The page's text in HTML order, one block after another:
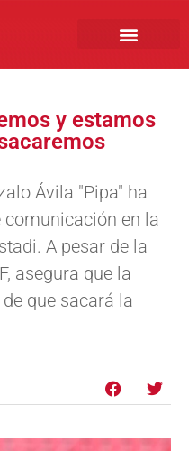
y estamos
Ávila "Pipa" ha
en la
A pesar de la
asegura que la
que sacará la